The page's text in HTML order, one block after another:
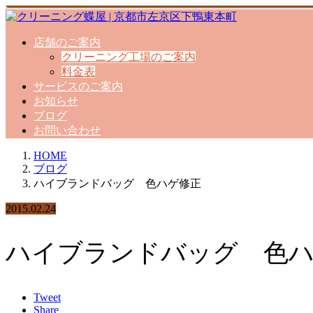
店舗のご案内
クリーニング工場のご案内
料金表
サービスのご案内
お知らせ
ブログ
お問い合わせ
HOME
ブログ
ハイブランドバッグ 色ハゲ修正
2015.02.24
ハイブランドバッグ 色
Tweet
Share